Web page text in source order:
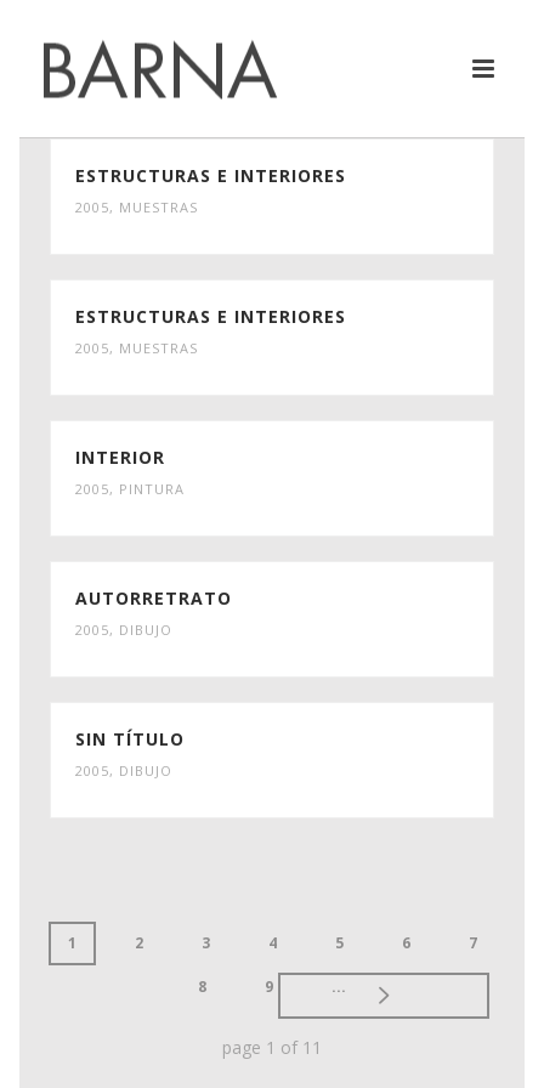
ESTRUCTURAS E INTERIORES
2005, MUESTRAS
ESTRUCTURAS E INTERIORES
2005, MUESTRAS
INTERIOR
2005, PINTURA
AUTORRETRATO
2005, DIBUJO
SIN TÍTULO
2005, DIBUJO
1 2 3 4 5 6 7
8 9 ...
page 1 of 11